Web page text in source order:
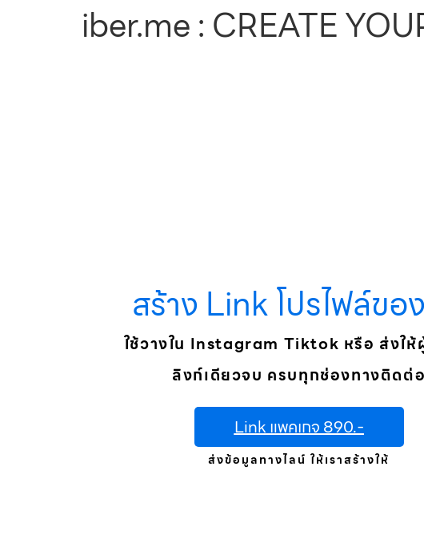
iber.me : CREATE
สร้าง Link โปรไฟล์ข
ใช้วางใน Instagram Tiktok หรือ ส่งใ
ลิงก์เดียวจบ ครบทุกช่องทางติดต่อ
Link แพคเกจ 890.-
ส่งข้อมูลทางไลน์ ให้เราสร้างให้